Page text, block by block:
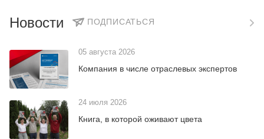
Новости ПОДПИСАТЬСЯ
05 августа 2026
Компания в числе отраслевых экспертов
24 июля 2026
Книга, в которой оживают цвета